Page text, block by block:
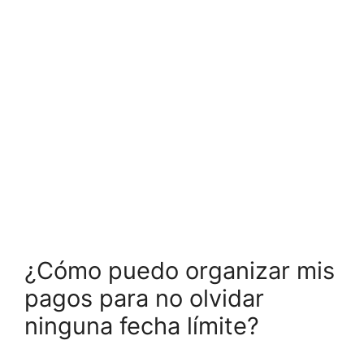
¿Cómo puedo organizar mis
pagos para no olvidar
ninguna fecha límite?